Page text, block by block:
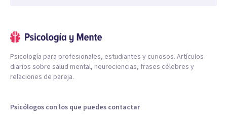
Psicología para profesionales, estudiantes y curiosos. Artículos
diarios sobre salud mental, neurociencias, frases célebres y
relaciones de pareja.
Psicólogos con los que puedes contactar